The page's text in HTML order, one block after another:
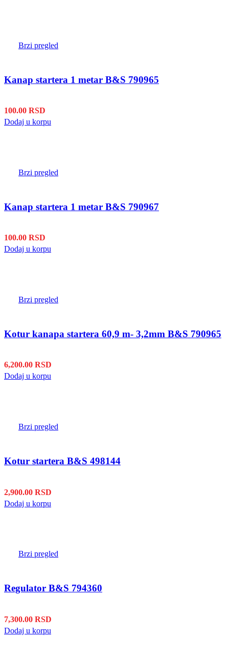
Brzi pregled
Kanap startera 1 metar B&S 790965
100.00 RSD
Dodaj u korpu
Brzi pregled
Kanap startera 1 metar B&S 790967
100.00 RSD
Dodaj u korpu
Brzi pregled
Kotur kanapa startera 60,9 m- 3,2mm B&S 790965
6,200.00 RSD
Dodaj u korpu
Brzi pregled
Kotur startera B&S 498144
2,900.00 RSD
Dodaj u korpu
Brzi pregled
Regulator B&S 794360
7,300.00 RSD
Dodaj u korpu